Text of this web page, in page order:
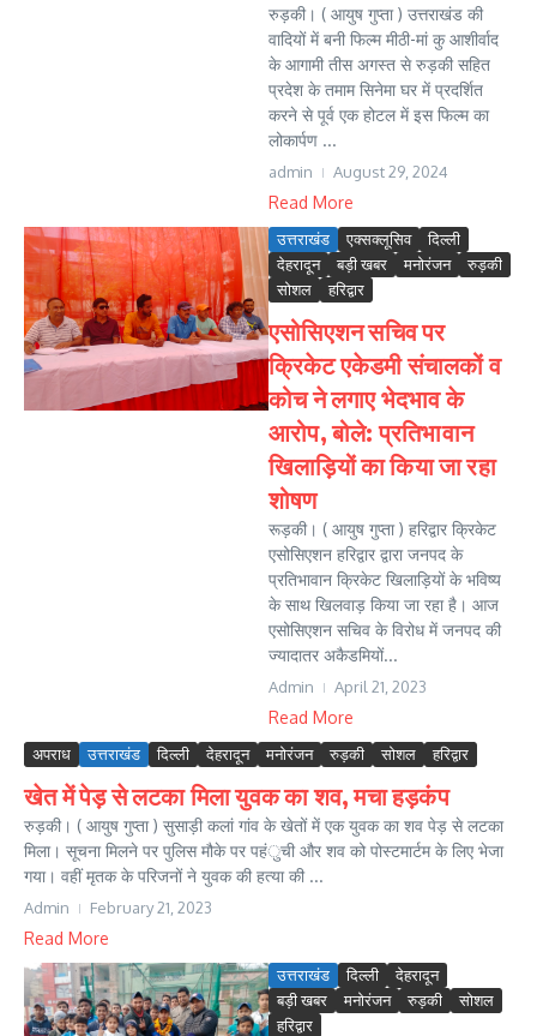
रुड़की। ( आयुष गुप्ता ) उत्तराखंड की
वादियों में बनी फिल्म मीठी-मां कु आशीर्वाद
के आगामी तीस अगस्त से रुड़की सहित
प्रदेश के तमाम सिनेमा घर में प्रदर्शित
करने से पूर्व एक होटल में इस फिल्म का
लोकार्पण ...
admin August 29, 2024
Read More
उत्तराखंड एक्सक्लूसिव
दिल्ली
देहरादून
बड़ी खबर मनोरंजन
रुड़की
सोशल
हरिद्वार
एसोसिएशन सचिव पर
क्रिकेट एकेडमी संचालकों व
कोच ने लगाए भेदभाव के
आरोप, बोले: प्रतिभावान
खिलाड़ियों का किया जा रहा
शोषण
रूड़की। ( आयुष गुप्ता ) हरिद्वार क्रिकेट
एसोसिएशन हरिद्वार द्वारा जनपद के
प्रतिभावान क्रिकेट खिलाड़ियों के भविष्य
के साथ खिलवाड़ किया जा रहा है। आज
एसोसिएशन सचिव के विरोध में जनपद की
ज्यादातर अकैडमियों...
Admin April 21, 2023
Read More
अपराध उत्तराखंड दिल्ली देहरादून मनोरंजन रुड़की सोशल हरिद्वार
खेत में पेड़ से लटका मिला युवक का शव, मचा हड़कंप
रुड़की। ( आयुष गुप्ता ) सुसाड़ी कलां गांव के खेतों में एक युवक का शव पेड़ से लटका
मिला। सूचना मिलने पर पुलिस मौके पर पहंुची और शव को पोस्टमार्टम के लिए भेजा
गया। वहीं मृतक के परिजनों ने युवक की हत्या की ...
Admin February 21, 2023
Read More
उत्तराखंड दिल्ली
देहरादून
बड़ी खबर
मनोरंजन रुड़की
सोशल
हरिद्वार